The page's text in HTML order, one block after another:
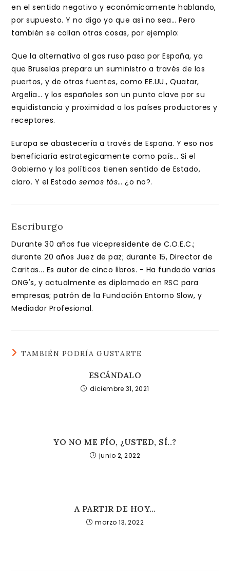
en el sentido negativo y económicamente hablando,
por supuesto. Y no digo yo que así no sea… Pero
también se callan otras cosas, por ejemplo:
Que la alternativa al gas ruso pasa por España, ya
que Bruselas prepara un suministro a través de los
puertos, y de otras fuentes, como EE.UU., Quatar,
Argelia… y los españoles son un punto clave por su
equidistancia y proximidad a los países productores y
receptores.
Europa se abastecería a través de España. Y eso nos
beneficiaría estrategicamente como país… Si el
Gobierno y los políticos tienen sentido de Estado,
claro. Y el Estado semos tós… ¿o no?.
Escriburgo
Durante 30 años fue vicepresidente de C.O.E.C.;
durante 20 años Juez de paz; durante 15, Director de
Caritas... Es autor de cinco libros. - Ha fundado varias
ONG's, y actualmente es diplomado en RSC para
empresas; patrón de la Fundación Entorno Slow, y
Mediador Profesional.
TAMBIÉN PODRÍA GUSTARTE
ESCÁNDALO
diciembre 31, 2021
YO NO ME FÍO, ¿USTED, SÍ..?
junio 2, 2022
A PARTIR DE HOY…
marzo 13, 2022